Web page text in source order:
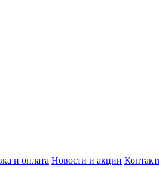
и оплата Новости и акции